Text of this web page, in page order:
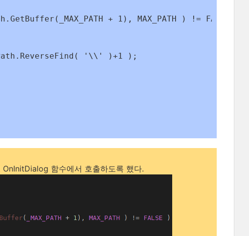
함수에서 호출하도록 했다.